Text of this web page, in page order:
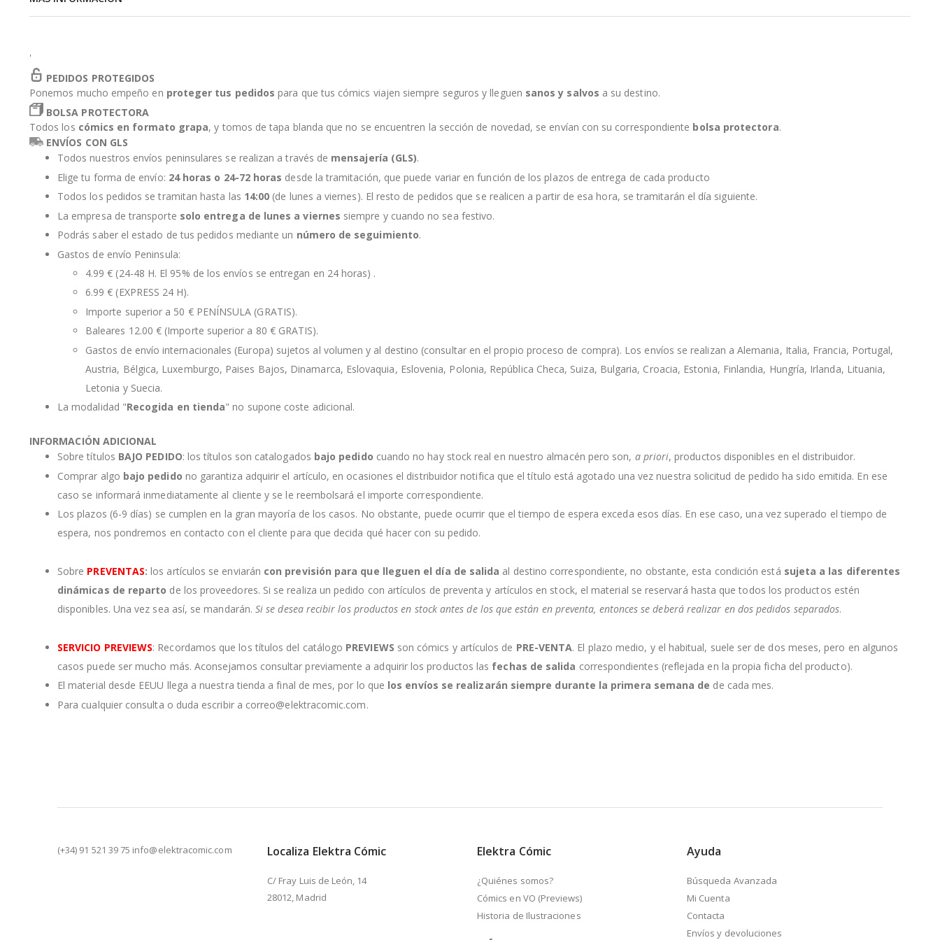
la
imágenes
'
PEDIDOS PROTEGIDOS
Ponemos mucho empeño en proteger tus pedidos para que tus cómics viajen siempre seguros y lleguen sanos y salvos a su destino.
BOLSA PROTECTORA
Todos los cómics en formato grapa, y tomos de tapa blanda que no se encuentren la sección de novedad, se envían con su correspondiente bolsa protectora.
ENVÍOS CON GLS
Todos nuestros envíos peninsulares se realizan a través de mensajería (GLS).
Elige tu forma de envío: 24 horas o 24-72 horas desde la tramitación, que puede variar en función de los plazos de entrega de cada producto
Todos los pedidos se tramitan hasta las 14:00 (de lunes a viernes). El resto de pedidos que se realicen a partir de esa hora, se tramitarán el día siguiente.
La empresa de transporte solo entrega de lunes a viernes siempre y cuando no sea festivo.
Podrás saber el estado de tus pedidos mediante un número de seguimiento.
Gastos de envío Peninsula:
4.99 € (24-48 H. El 95% de los envíos se entregan en 24 horas) .
6.99 € (EXPRESS 24 H).
Importe superior a 50 € PENÍNSULA (GRATIS).
Baleares 12.00 € (Importe superior a 80 € GRATIS).
Gastos de envío internacionales (Europa) sujetos al volumen y al destino (consultar en el propio proceso de compra). Los envíos se realizan a Alemania, Italia, Francia, Portugal,
Austria, Bélgica, Luxemburgo, Paises Bajos, Dinamarca, Eslovaquia, Eslovenia, Polonia, República Checa, Suiza, Bulgaria, Croacia, Estonia, Finlandia, Hungría, Irlanda, Lituania,
Letonia y Suecia.
La modalidad "Recogida en tienda" no supone coste adicional.
INFORMACIÓN ADICIONAL
Sobre títulos BAJO PEDIDO: los títulos son catalogados bajo pedido cuando no hay stock real en nuestro almacén pero son, a priori, productos disponibles en el distribuidor.
Comprar algo bajo pedido no garantiza adquirir el artículo, en ocasiones el distribuidor notifica que el título está agotado una vez nuestra solicitud de pedido ha sido emitida. En ese
caso se informará inmediatamente al cliente y se le reembolsará el importe correspondiente.
Los plazos (6-9 días) se cumplen en la gran mayoría de los casos. No obstante, puede ocurrir que el tiempo de espera exceda esos días. En ese caso, una vez superado el tiempo de
espera, nos pondremos en contacto con el cliente para que decida qué hacer con su pedido.
Sobre PREVENTAS:los artículos se enviarán con previsión para que lleguen el día de salida al destino correspondiente, no obstante, esta condición está sujeta a las diferentes
dinámicas de reparto de los proveedores. Si se realiza un pedido con artículos de preventa y artículos en stock, el material se reservará hasta que todos los productos estén
disponibles. Una vez sea así, se mandarán.Si se desea recibir los productos en stock antes de los que están en preventa, entonces se deberá realizar en dos pedidos separados.
SERVICIO PREVIEWS: Recordamos que los títulos del catálogo PREVIEWS son cómics y artículos de PRE-VENTA. El plazo medio, y el habitual, suele ser de dos meses, pero en algunos
casos puede ser mucho más. Aconsejamos consultar previamente a adquirir los productos las fechas de salida correspondientes (reflejada en la propia ficha del producto).
El material desde EEUU llega a nuestra tienda a final de mes, por lo que los envíos se realizarán siempre durante la primera semana de de cada mes.
Para cualquier consulta o duda escribir a correo@elektracomic.com.
(+34) 91 521 39 75 info@elektracomic.com Localiza Elektra Cómic
C/ Fray Luis de León, 14
28012, Madrid
Elektra Cómic
¿Quiénes somos?
Cómics en VO (Previews)
Historia de Ilustraciones
Ayuda
Búsqueda Avanzada
Mi Cuenta
Contacta
Envíos y devoluciones